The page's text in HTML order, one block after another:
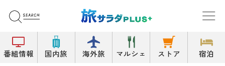
番組情報 国内旅 海外旅 マルシェ ストア 宿泊